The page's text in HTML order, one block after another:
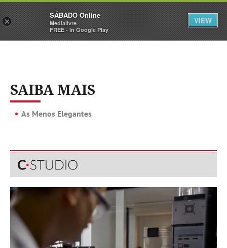
Sábado Assine Iniciar Sessão
SAIBA MAIS
As Menos Elegantes
×
SÁBADO Online
Medialivre
FREE - In Google Play
VIEW